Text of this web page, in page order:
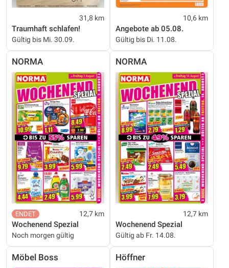
31,8 km
Traumhaft schlafen!
Gültig bis Mi. 30.09.
10,6 km
Angebote ab 05.08.
Gültig bis Di. 11.08.
NORMA
12,7 km
Wochenend Spezial
Noch morgen gültig
NORMA
12,7 km
Wochenend Spezial
Gültig ab Fr. 14.08.
Möbel Boss Höffner